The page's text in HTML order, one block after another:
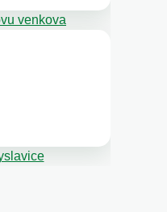
venkova